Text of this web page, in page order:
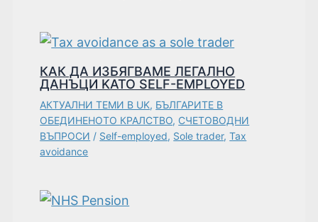
КАК ДА ИЗБЯГВАМЕ ЛЕГАЛНО
ДАНЪЦИ KATO SELF-EMPLOYED
АКТУАЛНИ ТЕМИ В UK, БЪЛГАРИТЕ В
ОБЕДИНЕНОТО КРАЛСТВО, СЧЕТОВОДНИ
ВЪПРОСИ / Self-employed, Sole trader,Tax
avoidance